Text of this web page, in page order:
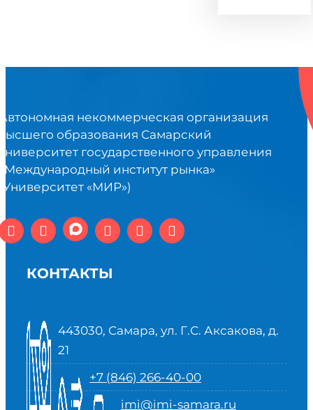
некоммерческая организация
образования Самарский
государственного управления
институт рынка»
«МИР»)
КОНТАКТЫ
443030, Самара, ул. Г.С. Аксакова, д.
21
+7 (846) 266-40-00
imi@imi-samara.ru